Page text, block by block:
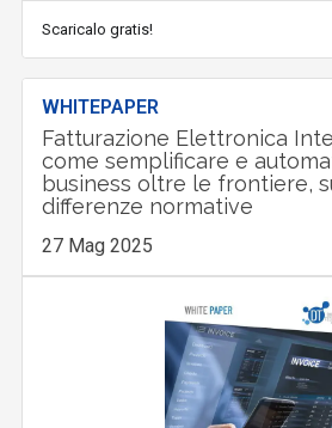
Scaricalo gratis!
WHITEPAPER
Fatturazione Elettronica
come semplificare e
business oltre le frontiere,
differenze normative
27 Mag 2025